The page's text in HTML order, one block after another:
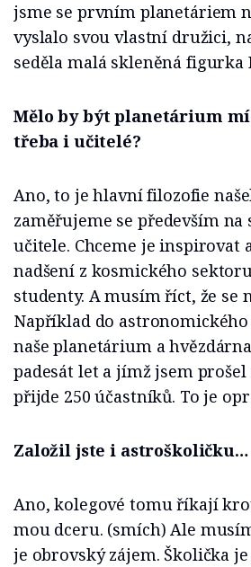
jsme se prvním planetáriem
vyslalo svou vlastní družici,
seděla malá skleněná figurka
Mělo by být planetárium
třeba i učitelé?
Ano, to je hlavní filozofie
zaměřujeme se především na
učitele. Chceme je inspirovat
nadšení z kosmického
studenty. A musím říct, že se
Například do
naše planetárium a
padesát let a jímž jsem
přijde 250 účastníků. To je
Založil jste i astroškoličku…
Ano, kolegové tomu říkají
mou dceru. (smích) Ale
je obrovský zájem. Školička